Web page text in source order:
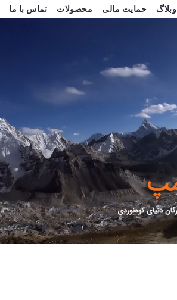
تماس با ما محصولات حمایت مالی وبلاگ